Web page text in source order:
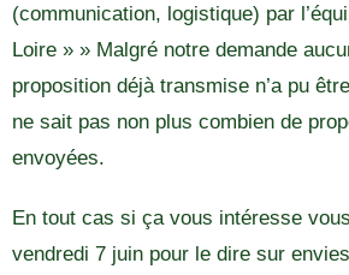
(communication, logistique) par
Loire » » Malgré notre demande
proposition déjà transmise n’a pu
ne sait pas non plus combien de
envoyées.
En tout cas si ça vous intéresse
vendredi 7 juin pour le dire sur